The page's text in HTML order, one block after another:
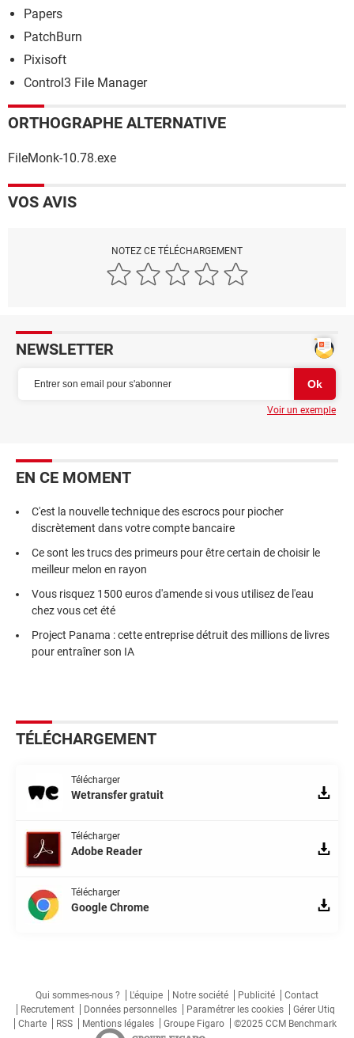
Papers
PatchBurn
Pixisoft
Control3 File Manager
ORTHOGRAPHE ALTERNATIVE
FileMonk-10.78.exe
VOS AVIS
NOTEZ CE TÉLÉCHARGEMENT
NEWSLETTER
Voir un exemple
EN CE MOMENT
C'est la nouvelle technique des escrocs pour piocher
discrètement dans votre compte bancaire
Ce sont les trucs des primeurs pour être certain de choisir le
meilleur melon en rayon
Vous risquez 1500 euros d'amende si vous utilisez de l'eau
chez vous cet été
Project Panama : cette entreprise détruit des millions de livres
pour entraîner son IA
TÉLÉCHARGEMENT
Télécharger
Wetransfer gratuit
Télécharger
Adobe Reader
Télécharger
Google Chrome
Qui sommes-nous ? L'équipe Notre société Publicité
Contact
Recrutement
Données personnelles Paramétrer les cookies
Gérer Utiq
Charte
RSS Mentions légales Groupe Figaro ©2025 CCM Benchmark